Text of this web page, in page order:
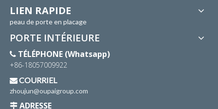
LIEN RAPIDE
peau de porte en placage
PORTE INTÉRIEURE
 TÉLÉPHONE (Whatsapp)
+86-18057009922
COURRIEL
zhoujun@oupaigroup.com
 ADRESSE